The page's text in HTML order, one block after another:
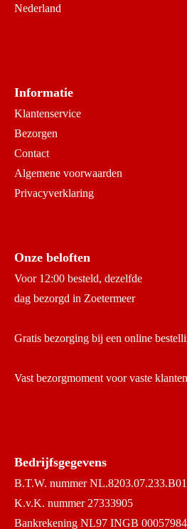
Nederland
Informatie
Klantenservice
Bezorgen
Contact
Algemene voorwaarden
Privacyverklaring
Onze beloften
Voor 12:00 besteld, dezelfde
dag bezorgd in Zoetermeer
Gratis bezorging bij een online
Vast bezorgmoment voor vaste klanten
Bedrijfsgegevens
B.T.W. nummer NL.8203.07.233.B01
K.v.K. nummer 27333905
Bankrekening NL97 INGB